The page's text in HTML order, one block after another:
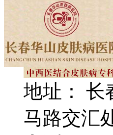
地址： 长
马路交汇